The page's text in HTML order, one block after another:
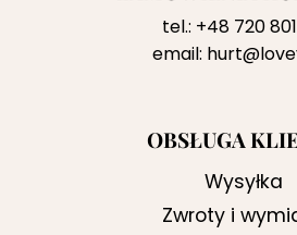
tel.: +48 720
email:
OBSŁUGA
Wysyłka
Zwroty i